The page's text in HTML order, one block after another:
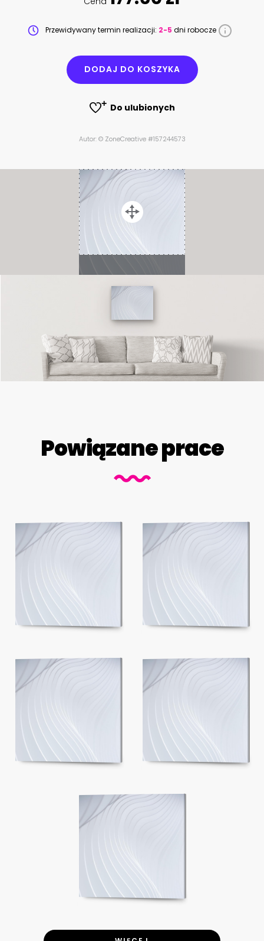
Przewidywany termin realizacji: 2-5 dni robocze
DODAJ DO KOSZYKA
Do ulubionych
Autor: © ZoneCreative #157244573
Powiązane prace